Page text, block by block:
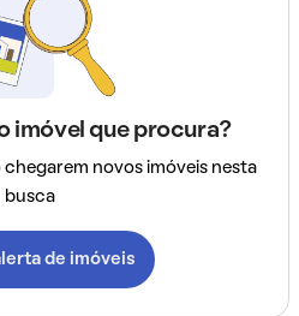
imóvel que procura?
novos imóveis nesta
busca
de imóveis